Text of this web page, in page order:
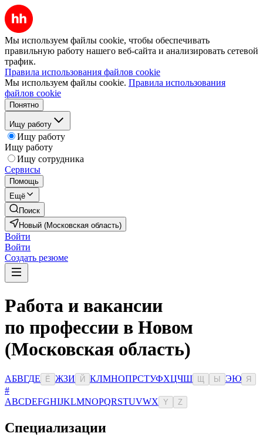
Мы используем файлы cookie, чтобы обеспечивать
правильную работу нашего веб-сайта и анализировать сетевой
трафик.
Правила использования файлов cookie
Мы используем файлы cookie. Правила использования
файлов cookie
Понятно
Ищу работу
Ищу работу
Ищу работу
Ищу сотрудника
Сервисы
Помощь
Ещё
Поиск
Новый (Московская область)
Войти
Войти
Создать резюме
Работа и вакансии
по профессии в Новом
(Московская область)
АБВГДЕ Ё ЖЗИ Й КЛМНОПРСТУФХЦЧШ Ы ЭЮ Я
#
ABCDEFGHIJKLMNOPQRSTUVWX Y Z
Специализации